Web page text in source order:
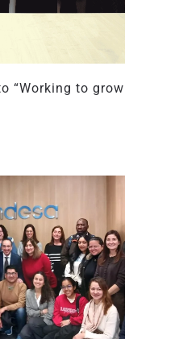
“Working to grow